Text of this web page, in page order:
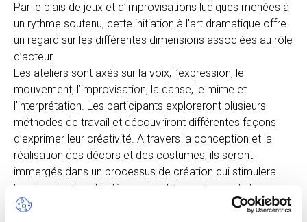
ENFR
Par le biais de jeux et d’improvisations ludiques menées à
un rythme soutenu, cette initiation à l’art dramatique offre
un regard sur les différentes dimensions associées au rôle
d’acteur.
Les ateliers sont axés sur la voix, l’expression, le
mouvement, l’improvisation, la danse, le mime et
l’interprétation. Les participants exploreront plusieurs
méthodes de travail et découvriront différentes façons
d’exprimer leur créativité. A travers la conception et la
réalisation des décors et des costumes, ils seront
immergés dans un processus de création qui stimulera
leur imagination. Ils découvriront l’importance de la
créativité dans leur quotidien et comment elle s’associe